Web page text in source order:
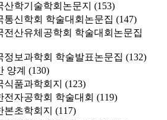
산학기술학회논문지 (153)
통신학회 학술대회논문집 (147)
전산유체공학회 학술대회논문집
정보과학회 학술발표논문집 (132)
양계 (130)
식품과학회지 (123)
전자공학회 학술대회 (119)
본초학회지 (117)